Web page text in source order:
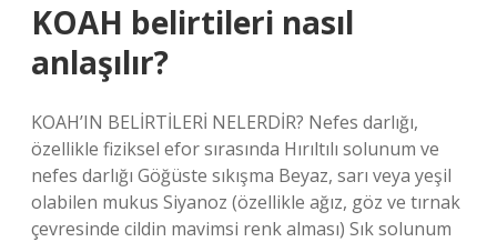
KOAH belirtileri nasıl
anlaşılır?
KOAH’IN BELİRTİLERİ NELERDİR? Nefes darlığı,
özellikle fiziksel efor sırasında Hırıltılı solunum ve
nefes darlığı Göğüste sıkışma Beyaz, sarı veya yeşil
olabilen mukus Siyanoz (özellikle ağız, göz ve tırnak
çevresinde cildin mavimsi renk alması) Sık solunum